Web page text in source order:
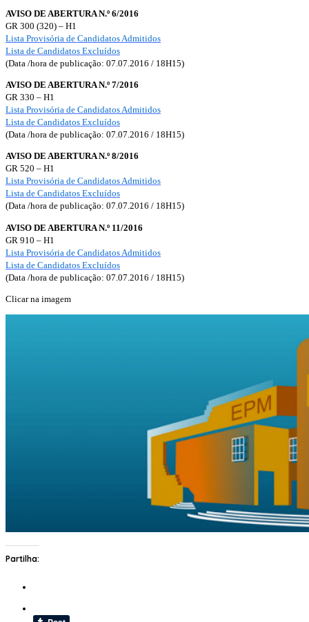
AVISO DE ABERTURA N.º 6/2016
GR 300 (320) – H1
Lista Provisória de Candidatos Admitidos
Lista de Candidatos Excluídos
(Data /hora de publicação: 07.07.2016 / 18H15)
AVISO DE ABERTURA N.º 7/2016
GR 330 – H1
Lista Provisória de Candidatos Admitidos
Lista de Candidatos Excluídos
(Data /hora de publicação: 07.07.2016 / 18H15)
AVISO DE ABERTURA N.º 8/2016
GR 520 – H1
Lista Provisória de Candidatos Admitidos
Lista de Candidatos Excluídos
(Data /hora de publicação: 07.07.2016 / 18H15)
AVISO DE ABERTURA N.º 11/2016
GR 910 – H1
Lista Provisória de Candidatos Admitidos
Lista de Candidatos Excluídos
(Data /hora de publicação: 07.07.2016 / 18H15)
Clicar na imagem
Partilha: